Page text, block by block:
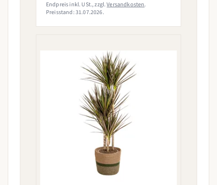
Endpreis inkl. USt., zzgl.Versandkosten.
Preisstand: 31.07.2026.